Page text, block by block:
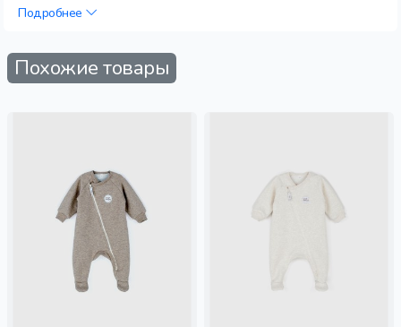
Подробнее
Похожие товары